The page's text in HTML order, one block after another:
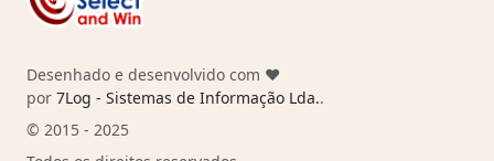
Desenhado e desenvolvido com ❤️
por 7Log - Sistemas de Informação Lda..
© 2015 - 2025